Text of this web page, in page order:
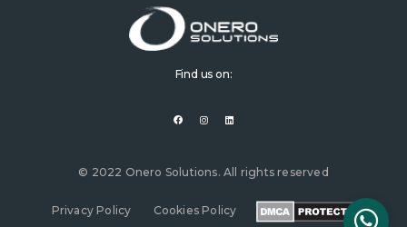
Find us on:
a
c
o
k
n
s
a
i
n
n
© 2022 Onero Solutions. All rights reserved
Privacy Policy Cookies Policy